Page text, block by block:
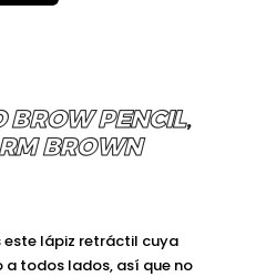
BROW PENCIL,
BROWN
este lápiz retráctil cuya
todos lados, así que no